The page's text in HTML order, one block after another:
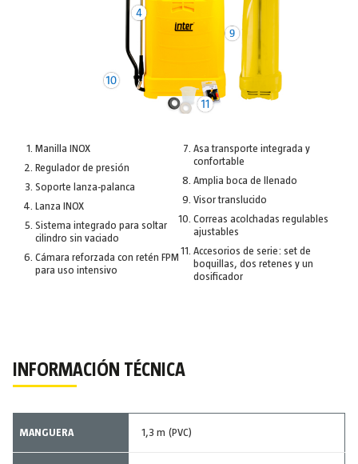
Manilla INOX
Regulador de presión
Soporte lanza-palanca
Lanza INOX
Sistema integrado para soltar
cilindro sin vaciado
Cámara reforzada con retén FPM
para uso intensivo
Asa transporte integrada y
confortable
Amplia boca de llenado
Visor translucido
Correas acolchadas regulables
ajustables
Accesorios de serie: set de
boquillas, dos retenes y un
dosificador
INFORMACIÓN TÉCNICA
MANGUERA 1,3 m (PVC)